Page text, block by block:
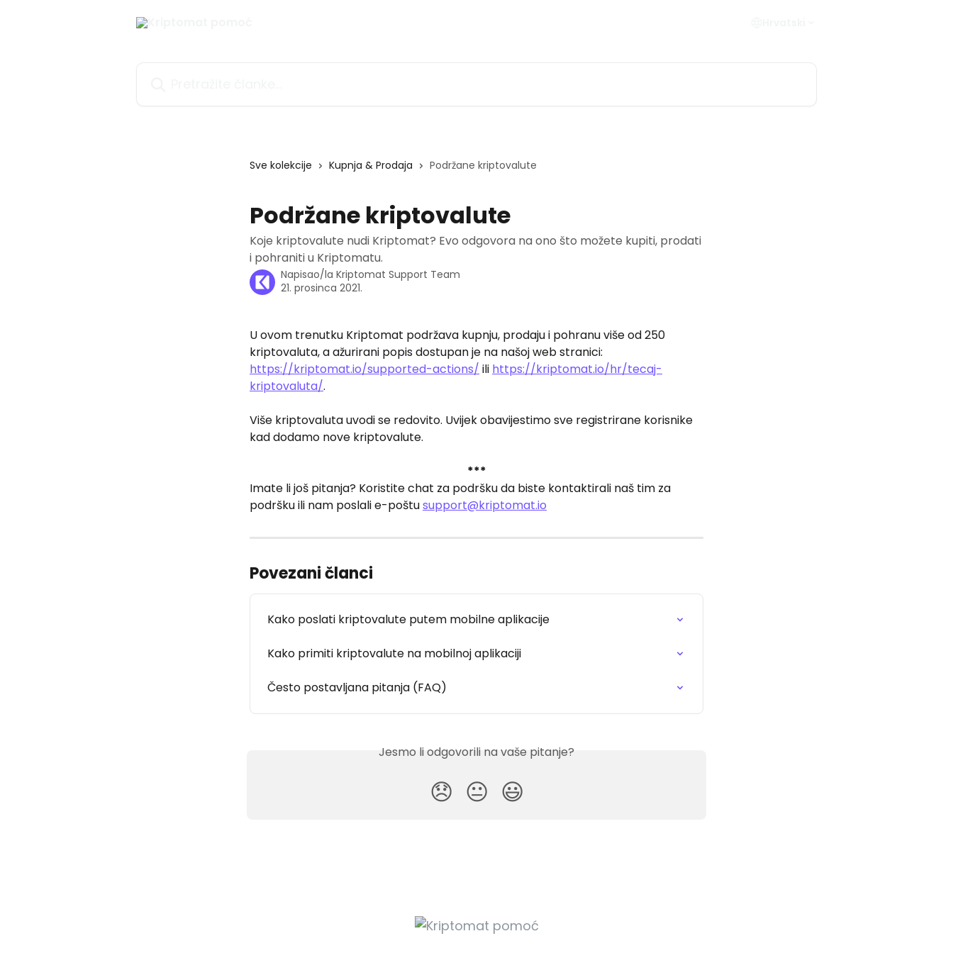
Sve kolekcije Kupnja & Prodaja Podržane kriptovalute
Podržane kriptovalute
Koje kriptovalute nudi Kriptomat? Evo odgovora na ono što možete kupiti, prodati
i pohraniti u Kriptomatu.
Napisao/la Kriptomat Support Team
21. prosinca 2021.
U ovom trenutku Kriptomat podržava kupnju, prodaju i pohranu više od 250
kriptovaluta, a ažurirani popis dostupan je na našoj web stranici:
https://kriptomat.io/supported-actions/ ili https://kriptomat.io/hr/tecaj-
kriptovaluta/.
Više kriptovaluta uvodi se redovito. Uvijek obavijestimo sve registrirane korisnike
kad dodamo nove kriptovalute.
***
Imate li još pitanja? Koristite chat za podršku da biste kontaktirali naš tim za
podršku ili nam poslali e-poštu support@kriptomat.io
Povezani članci
Kako poslati kriptovalute putem mobilne aplikacije
Kako primiti kriptovalute na mobilnoj aplikaciji
Često postavljana pitanja (FAQ)
Jesmo li odgovorili na vaše pitanje?
😞 😐 😃